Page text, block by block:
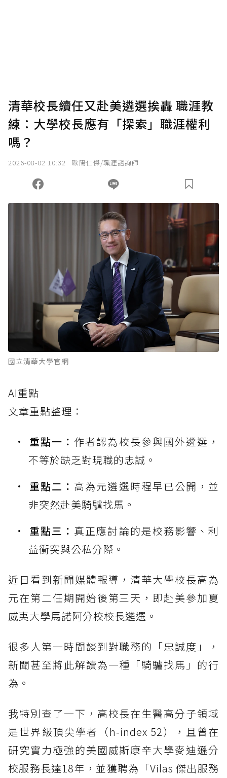
清華校長續任又赴美遴選挨轟 職涯教
練：大學校長應有「探索」職涯權利
嗎？
2026-08-02 10:32 歐陽仁傑/職涯諮詢師
國立清華大學官網
AI重點
文章重點整理：
重點一： 作者認為校長參與國外遴選，
不等於缺乏對現職的忠誠。
重點二： 高為元遴選時程早已公開，並
非突然赴美騎驢找馬。
重點三： 真正應討論的是校務影響、利
益衝突與公私分際。
近日看到新聞媒體報導，清華大學校長高為
元在第二任期開始後第三天，即赴美參加夏
威夷大學馬諾阿分校校長遴選。
很多人第一時間談到對職務的「忠誠度」，
新聞甚至將此解讀為一種「騎驢找馬」的行
為。
我特別查了一下，高校長在生醫高分子領域
是世界級頂尖學者（h-index 52），且曾在
研究實力極強的美國威斯康辛大學麥迪遜分
校服務長達18年，並獲聘為「Vilas 傑出服務